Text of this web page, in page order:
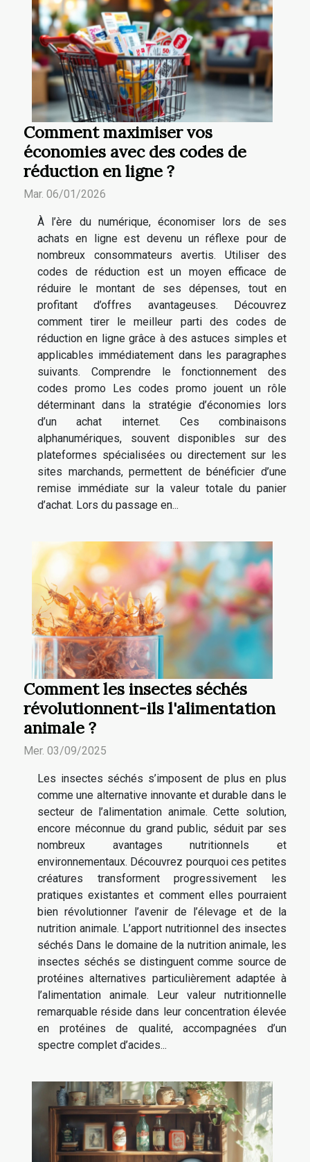
Comment maximiser vos
économies avec des codes de
réduction en ligne ?
Mar. 06/01/2026
À l’ère du numérique, économiser lors de ses
achats en ligne est devenu un réflexe pour de
nombreux consommateurs avertis. Utiliser des
codes de réduction est un moyen efficace de
réduire le montant de ses dépenses, tout en
profitant d’offres avantageuses. Découvrez
comment tirer le meilleur parti des codes de
réduction en ligne grâce à des astuces simples et
applicables immédiatement dans les paragraphes
suivants. Comprendre le fonctionnement des
codes promo Les codes promo jouent un rôle
déterminant dans la stratégie d’économies lors
d’un achat internet. Ces combinaisons
alphanumériques, souvent disponibles sur des
plateformes spécialisées ou directement sur les
sites marchands, permettent de bénéficier d’une
remise immédiate sur la valeur totale du panier
d’achat. Lors du passage en...
Comment les insectes séchés
révolutionnent-ils l'alimentation
animale ?
Mer. 03/09/2025
Les insectes séchés s’imposent de plus en plus
comme une alternative innovante et durable dans le
secteur de l’alimentation animale. Cette solution,
encore méconnue du grand public, séduit par ses
nombreux avantages nutritionnels et
environnementaux. Découvrez pourquoi ces petites
créatures transforment progressivement les
pratiques existantes et comment elles pourraient
bien révolutionner l’avenir de l’élevage et de la
nutrition animale. L’apport nutritionnel des insectes
séchés Dans le domaine de la nutrition animale, les
insectes séchés se distinguent comme source de
protéines alternatives particulièrement adaptée à
l’alimentation animale. Leur valeur nutritionnelle
remarquable réside dans leur concentration élevée
en protéines de qualité, accompagnées d’un
spectre complet d’acides...